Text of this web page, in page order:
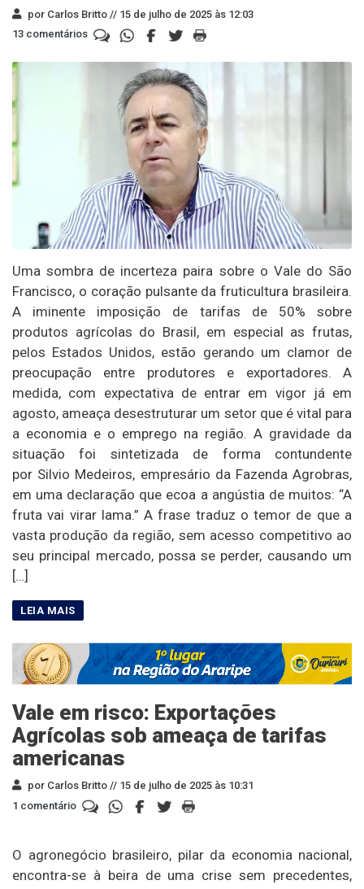
por Carlos Britto // 15 de julho de 2025 às 12:03
13 comentários
Uma sombra de incerteza paira sobre o Vale do São
Francisco, o coração pulsante da fruticultura brasileira.
A iminente imposição de tarifas de 50% sobre
produtos agrícolas do Brasil, em especial as frutas,
pelos Estados Unidos, estão gerando um clamor de
preocupação entre produtores e exportadores. A
medida, com expectativa de entrar em vigor já em
agosto, ameaça desestruturar um setor que é vital para
a economia e o emprego na região. A gravidade da
situação foi sintetizada de forma contundente
por Silvio Medeiros, empresário da Fazenda Agrobras,
em uma declaração que ecoa a angústia de muitos: “A
fruta vai virar lama.” A frase traduz o temor de que a
vasta produção da região, sem acesso competitivo ao
seu principal mercado, possa se perder, causando um
[…]
Vale em risco: Exportações
Agrícolas sob ameaça de tarifas
americanas
por Carlos Britto // 15 de julho de 2025 às 10:31
1 comentário
O agronegócio brasileiro, pilar da economia nacional,
encontra-se à beira de uma crise sem precedentes,